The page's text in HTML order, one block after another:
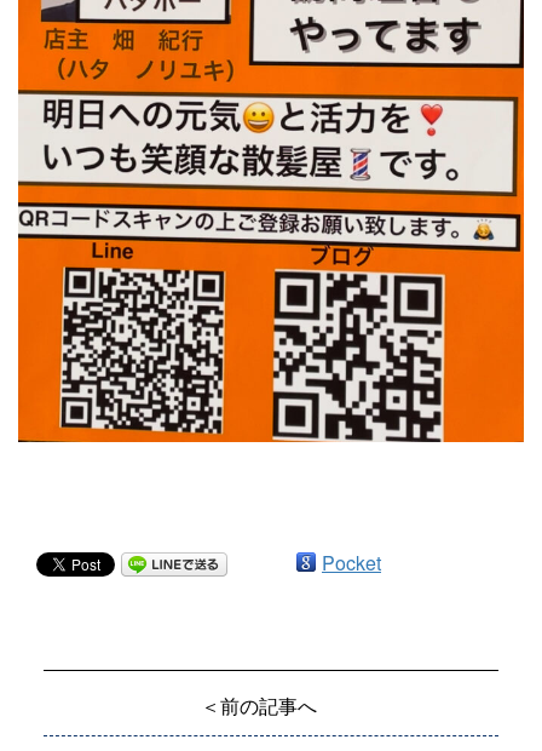
Pocket
＜前の記事へ